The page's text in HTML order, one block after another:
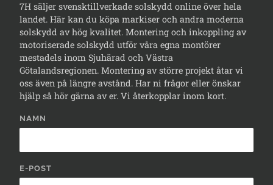
7H säljer svensktillverkade solskydd online över hela
landet. Här kan du köpa markiser och andra moderna
solskydd av hög kvalitet. Montering och inkoppling av
motoriserade solskydd utför våra egna montörer
mestadels inom Sjuhärad och Västra
Götalandsregionen. Montering av större projekt åtar vi
oss även på längre avstånd. Har ni frågor eller önskar
hjälp så hör gärna av er. Vi återkopplar inom kort.
NAMN
E-POST